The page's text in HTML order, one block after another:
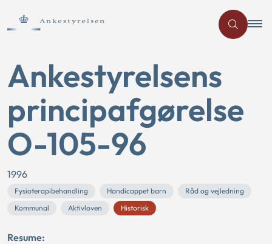
Ankestyrelsens
principafgørelse
O-105-96
1996
Fysioterapibehandling Handicappet barn
Råd og vejledning
Kommunal
Aktivloven Historisk
Resume: